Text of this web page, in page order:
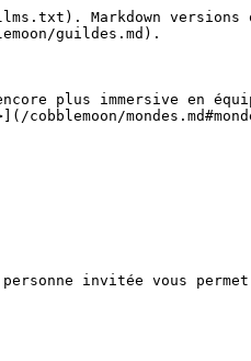
Markdown versions
guildes.md).
plus immersive en
invitée vous